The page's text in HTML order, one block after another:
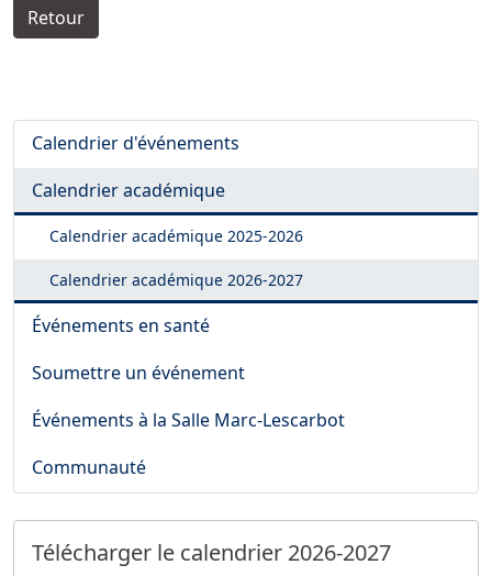
Retour
Calendrier d'événements
Calendrier académique
Calendrier académique 2025-2026
Calendrier académique 2026-2027
Événements en santé
Soumettre un événement
Événements à la Salle Marc-Lescarbot
Communauté
Télécharger le calendrier 2026-2027